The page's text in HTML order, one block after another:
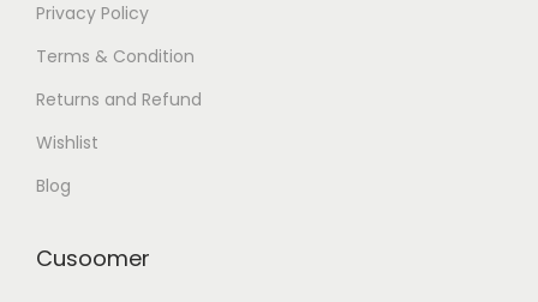
Privacy Policy
Terms & Condition
Returns and Refund
Wishlist
Blog
Cusoomer